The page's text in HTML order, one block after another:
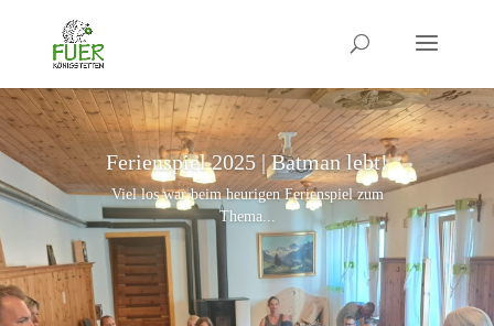
Ferienspiel 2025 | Batman lebt!
Viel los war beim heurigen Ferienspiel zum
Thema...